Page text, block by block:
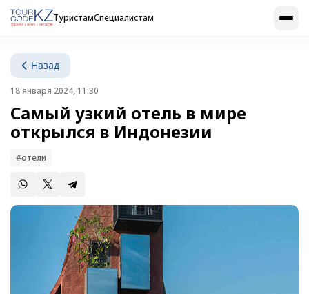
ТуристамСпециалистам
Назад
18 января 2024, 11:30
Самый узкий отель в мире
открылся в Индонезии
#отели